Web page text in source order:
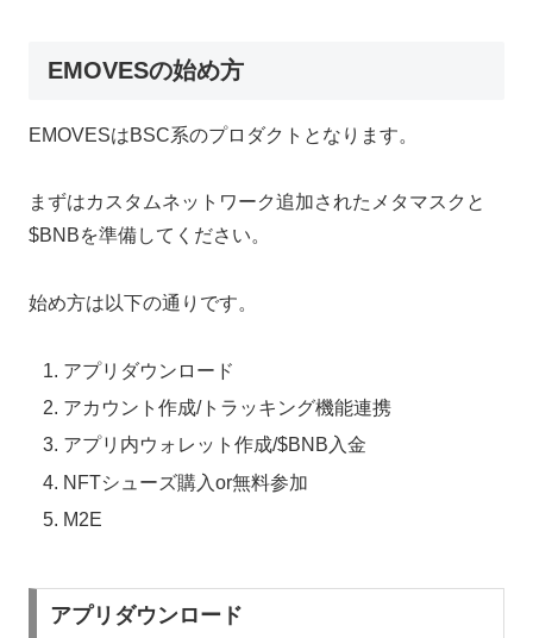
EMOVESの始め方
EMOVESはBSC系のプロダクトとなります。
まずはカスタムネットワーク追加されたメタマスクと
$BNBを準備してください。
始め方は以下の通りです。
アプリダウンロード
アカウント作成/トラッキング機能連携
アプリ内ウォレット作成/$BNB入金
NFTシューズ購入or無料参加
M2E
アプリダウンロード